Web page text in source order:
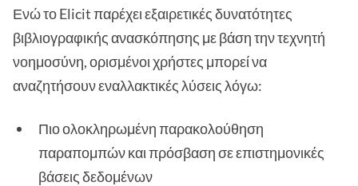
Ενώ το Elicit παρέχει εξαιρετικές δυνατότητες
βιβλιογραφικής ανασκόπησης με βάση την τεχνητή
νοημοσύνη, ορισμένοι χρήστες μπορεί να
αναζητήσουν εναλλακτικές λύσεις λόγω:
Πιο ολοκληρωμένη παρακολούθηση
παραπομπών και πρόσβαση σε επιστημονικές
βάσεις δεδομένων